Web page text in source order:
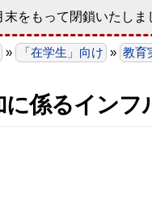
をもって閉鎖いたし
» 「在学生」向け » 教育
に係るイン